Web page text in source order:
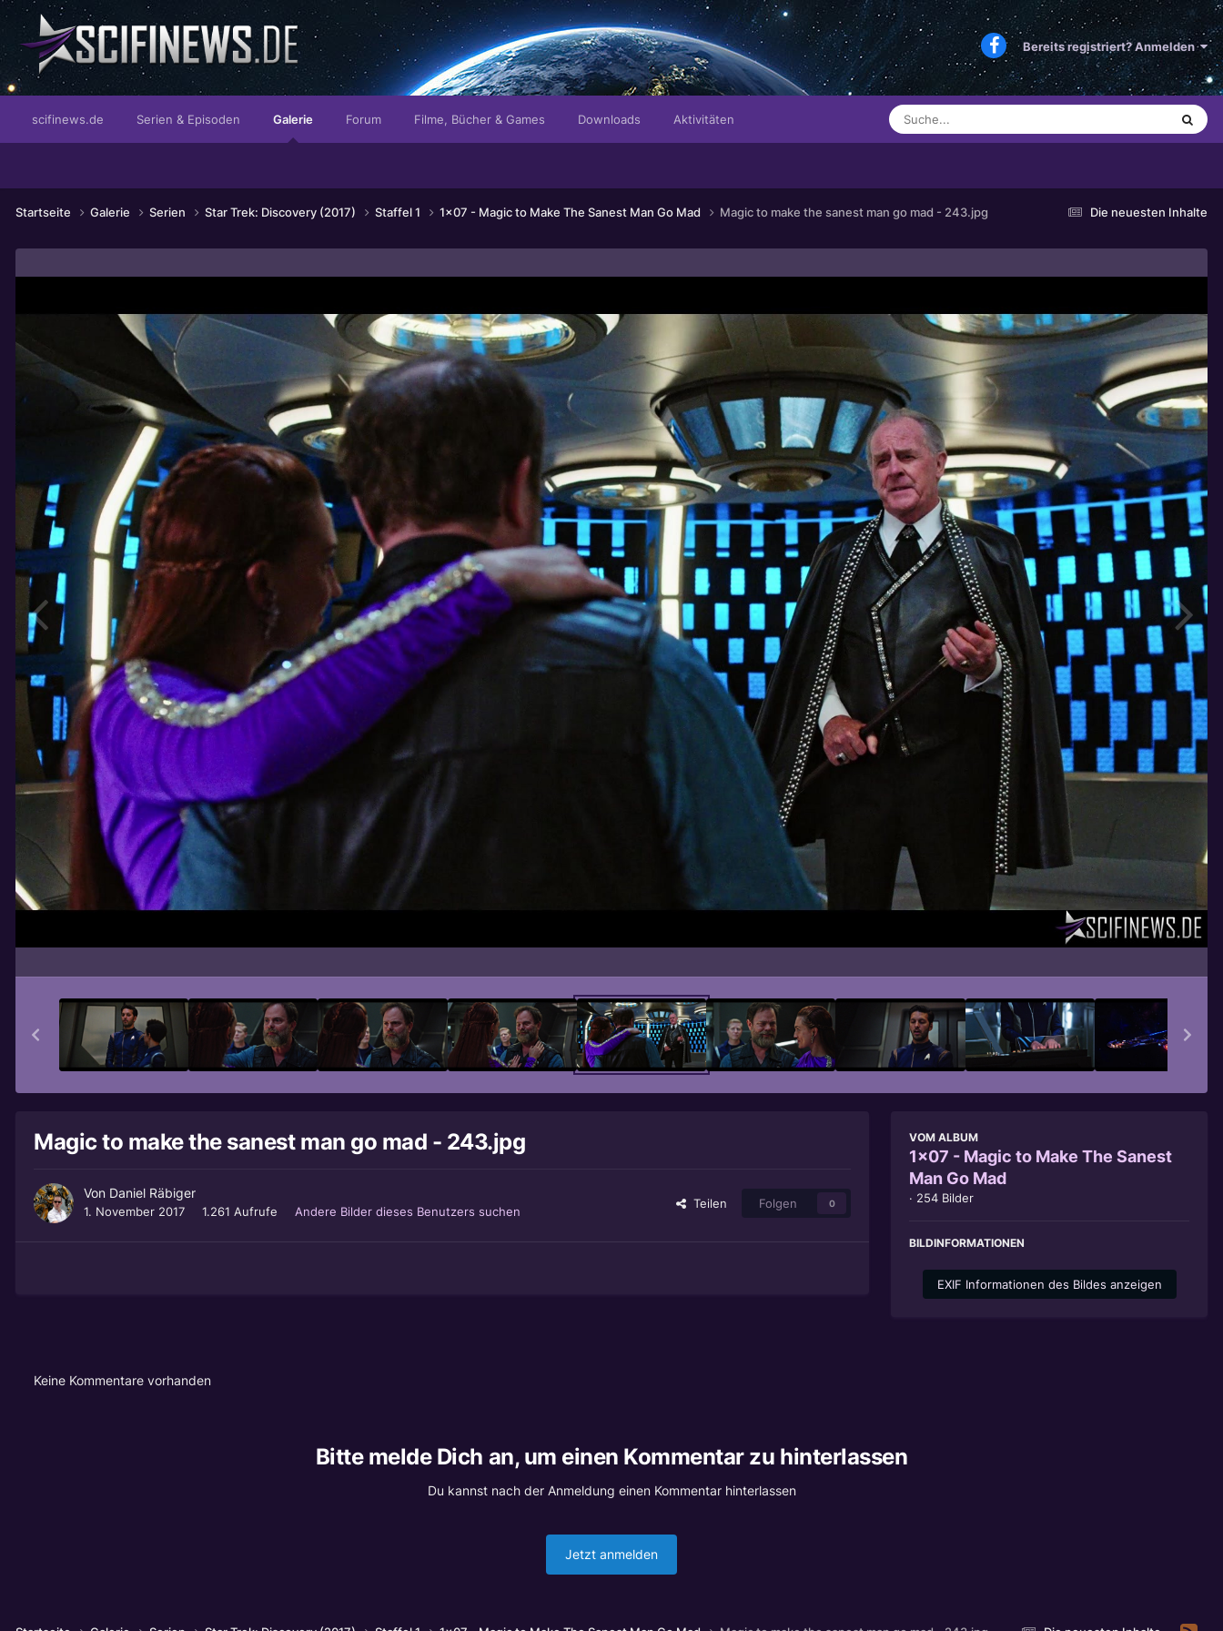
Bereits registriert? Anmelden
scifinews.de Serien & Episoden Galerie Forum Filme, Bücher & Games Downloads Aktivitäten
Die neuesten Inhalte
Startseite Galerie Serien Star Trek: Discovery (2017) Staffel 1 1x07 - Magic to Make The Sanest Man Go Mad Magic to make the sanest man go mad - 243.jpg
Magic to make the sanest man go mad - 243.jpg
Von Daniel Räbiger
1. November 2017 1.261 Aufrufe Andere Bilder dieses Benutzers suchen
Teilen Folgen 0
VOM ALBUM
1x07 - Magic to Make The Sanest
Man Go Mad
· 254 Bilder
BILDINFORMATIONEN
EXIF Informationen des Bildes anzeigen
Keine Kommentare vorhanden
Bitte melde Dich an, um einen Kommentar zu hinterlassen
Du kannst nach der Anmeldung einen Kommentar hinterlassen
Jetzt anmelden